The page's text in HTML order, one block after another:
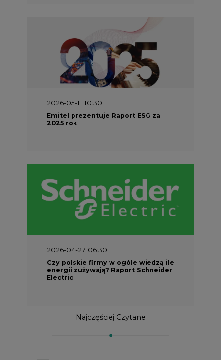
2026-05-11 10:30
Emitel prezentuje Raport ESG za
2025 rok
2026-04-27 06:30
Czy polskie firmy w ogóle wiedzą ile
energii zużywają? Raport Schneider
Electric
Najczęściej Czytane